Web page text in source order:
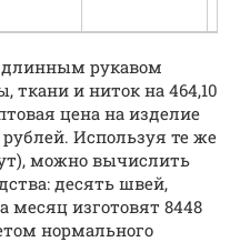
рукавом
ткани и ниток на 464,10
цена на изделие
рублей. Используя те же
можно вычислить
десять швей,
месяц изготовят 8448
нормального